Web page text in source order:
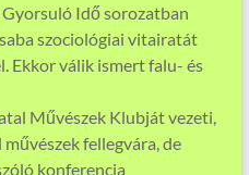
Idő sorozatban
szociológiai vitairatát
Ekkor válik ismert falu- és
Művészek Klubját vezeti,
fellegvára, de
konferencia